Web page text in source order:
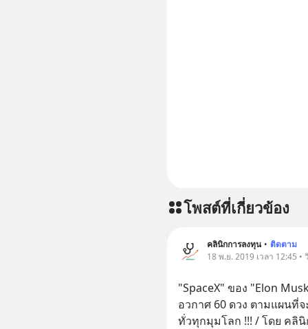
โพสต์ที่เกี่ยวข้อง
คลินิกการลงทุน • ติดตาม
18 พ.ย. 2019 เวลา 12:45
"SpaceX" ของ "Elon
อวกาศ 60 ดวง ตามแผนที่จ
ทั่วทุกมุมโลก !!! / โดย คลิ